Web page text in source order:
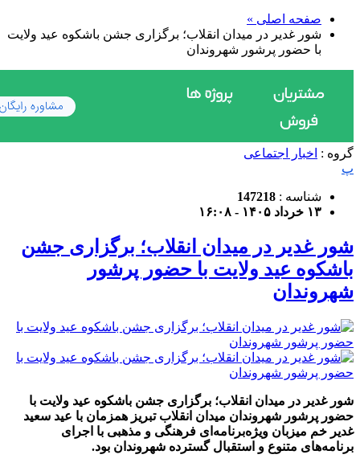
صفحه اصلی »
شور غدیر در میدان انقلاب؛ برگزاری جشن باشکوه عید ولایت
با حضور پرشور شهروندان
گروه : اخبار اجتماعی
پ
شناسه : 147218
۱۳ خرداد ۱۴۰۵ - ۱۶:۰۸
شور غدیر در میدان انقلاب؛ برگزاری جشن
باشکوه عید ولایت با حضور پرشور
شهروندان
شور غدیر در میدان انقلاب؛ برگزاری جشن باشکوه عید ولایت با
حضور پرشور شهروندان میدان انقلاب تبریز همزمان با عید سعید
غدیر خم میزبان ویژه‌برنامه‌ای فرهنگی و مذهبی با اجرای
برنامه‌های متنوع و استقبال گسترده شهروندان بود.